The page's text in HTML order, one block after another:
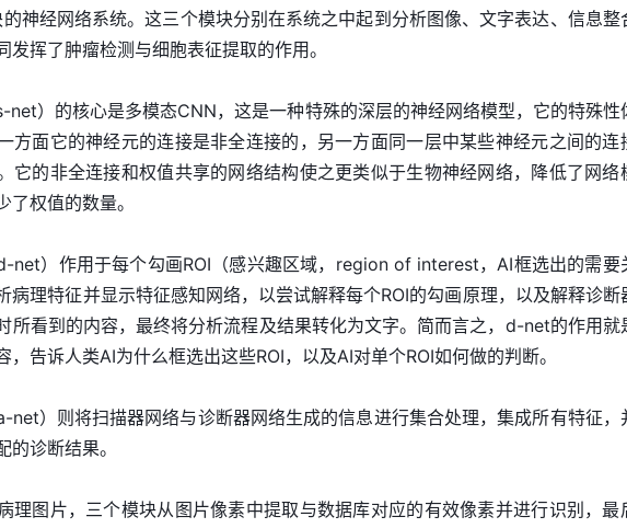
神经网络系统。这三个模块分别在系统之中起到分析图像、文字表达、信息整
发挥了肿瘤检测与细胞表征提取的作用。
net）的核心是多模态CNN，这是一种特殊的深层的神经网络模型，它的特殊性
方面它的神经元的连接是非全连接的，另一方面同一层中某些神经元之间的连
它的非全连接和权值共享的网络结构使之更类似于生物神经网络，降低了网络
了权值的数量。
net）作用于每个勾画ROI（感兴趣区域，region of interest，AI框选出的需要
病理特征并显示特征感知网络，以尝试解释每个ROI的勾画原理，以及解释诊断
所看到的内容，最终将分析流程及结果转化为文字。简而言之，d-net的作用就
，告诉人类AI为什么框选出这些ROI，以及AI对单个ROI如何做的判断。
net）则将扫描器网络与诊断器网络生成的信息进行集合处理，集成所有特征，
的诊断结果。
理图片，三个模块从图片像素中提取与数据库对应的有效像素并进行识别，最